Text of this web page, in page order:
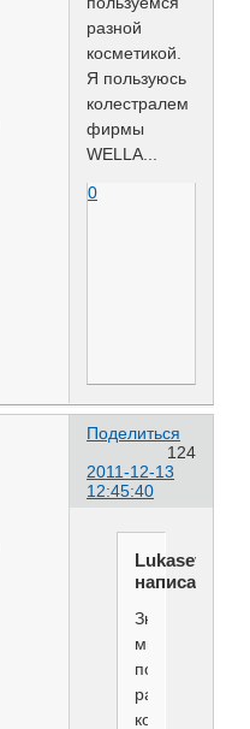
разной
косметикой.
Я пользуюсь
колестралем
фирмы
WELLA...
0
Поделиться
124
2011-12-13
12:45:40
Lukasevich
написал(а):
Значит
мы
пользуемся
разной
косметикой.